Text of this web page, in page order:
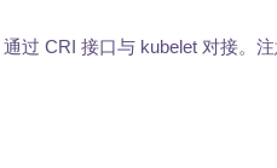
过 CRI 接口与 kubelet 对接。